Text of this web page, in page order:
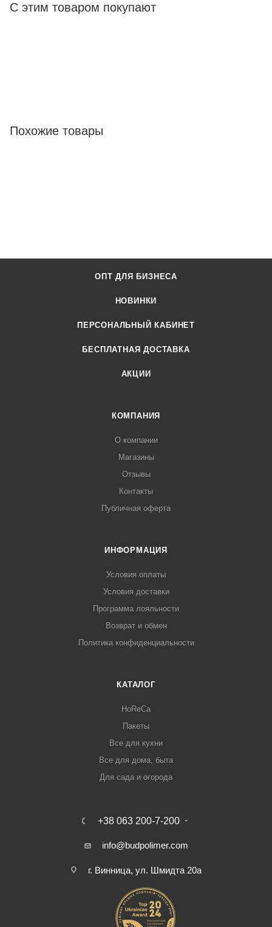
С этим товаром покупают
Похожие товары
ОПТ ДЛЯ БИЗНЕСА
НОВИНКИ
ПЕРСОНАЛЬНЫЙ КАБИНЕТ
БЕСПЛАТНАЯ ДОСТАВКА
АКЦИИ
КОМПАНИЯ
О компании
Магазины
Отзывы
Контакты
Публичная оферта
ИНФОРМАЦИЯ
Условия оплаты
Условия доставки
Программа лояльности
Возврат и обмен
Политика конфиденциальности
КАТАЛОГ
HoReCa
Пакеты
Все для кухни
Все для дома, быта
Для сада и огорода
+38 063 200-7-200
info@budpolimer.com
г. Винница, ул. Шмидта 20а